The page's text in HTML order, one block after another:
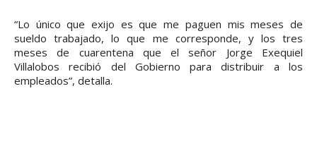
“Lo único que exijo es que me paguen mis meses de
sueldo trabajado, lo que me corresponde, y los tres
meses de cuarentena que el señor Jorge Exequiel
Villalobos recibió del Gobierno para distribuir a los
empleados”, detalla.